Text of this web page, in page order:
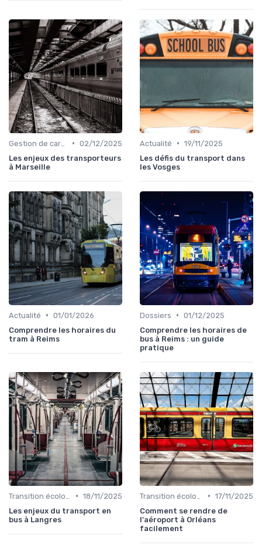
• 02/12/2025
Les enjeux des transporteurs
à Marseille
Actualité • 19/11/2025
Les défis du transport dans
les Vosges
Actualité • 01/01/2026
Comprendre les horaires du
tram à Reims
Dossiers • 01/12/2025
Comprendre les horaires de
bus à Reims : un guide
pratique
• 18/11/2025
Les enjeux du transport en
bus à Langres
• 17/11/2025
Comment se rendre de
l'aéroport à Orléans
facilement